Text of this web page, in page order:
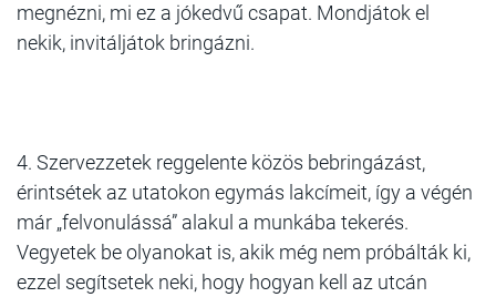
megnézni, mi ez a jókedvű csapat. Mondjátok el
nekik, invitáljátok bringázni.
4. Szervezzetek reggelente közös bebringázást,
érintsétek az utatokon egymás lakcímeit, így a végén
már „felvonulássá” alakul a munkába tekerés.
Vegyetek be olyanokat is, akik még nem próbálták ki,
ezzel segítsetek neki, hogy hogyan kell az utcán